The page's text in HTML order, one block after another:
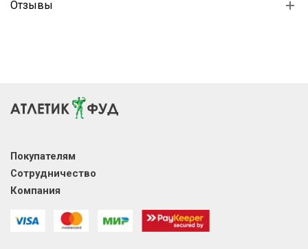
Отзывы
Покупателям
Сотрудничество
Компания